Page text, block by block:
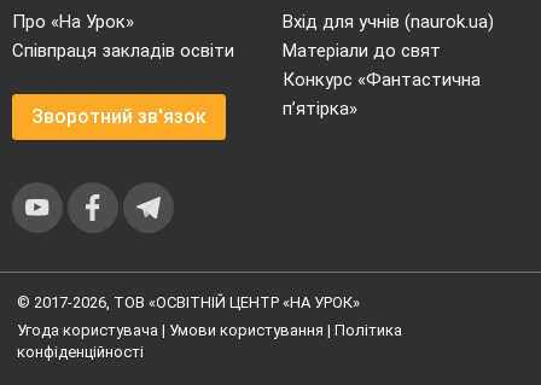
Про «На Урок»
Співпраця закладів освіти
Зворотний зв'язок
Вхід для учнів (naurok.ua)
Матеріали до свят
Конкурс «Фантастична
п’ятірка»
© 2017-2026, ТОВ «ОСВІТНІЙ ЦЕНТР «НА УРОК»
Угода користувача | Умови користування | Політика
конфіденційності